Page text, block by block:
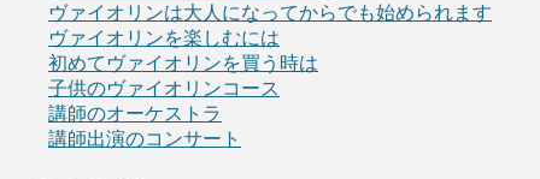
ヴァイオリンは大人になってからでも始められます
ヴァイオリンを楽しむには
初めてヴァイオリンを買う時は
子供のヴァイオリンコース
講師のオーケストラ
講師出演のコンサート